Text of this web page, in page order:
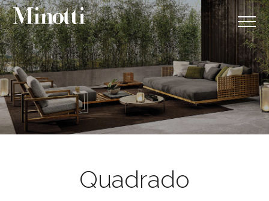
Quadrado